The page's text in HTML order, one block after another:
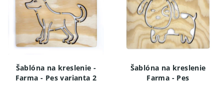
Šablóna na kreslenie -
Farma - Pes varianta 2
Šablóna na kreslenie
Farma - Pes